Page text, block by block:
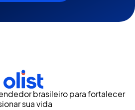
brasileiro para fortalecer
sua vida